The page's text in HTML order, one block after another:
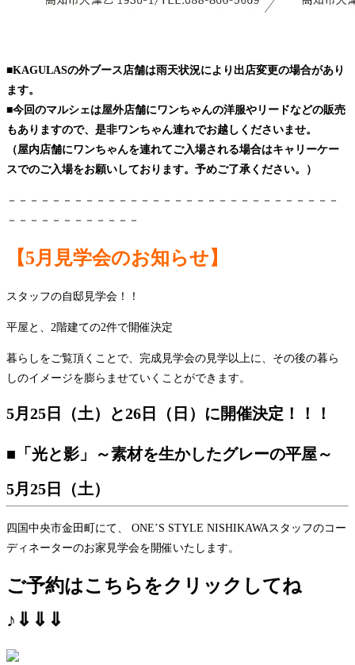
■KAGULASの外ブース店舗は雨天状況により出店変更の場合があり
ます。
■今回のマルシェは屋外店舗にワンちゃんの洋服やリードなどの販売
もありますので、是非ワンちゃん連れでお越しくださいませ。
（屋内店舗にワンちゃんを連れてご入場される場合はキャリーケー
スでのご入場をお願いしております。予めご了承ください。）
－－－－－－－－－－－－－－－－－－－－－－－－－－－－－－
－－－－－－－－－－－－
【5月見学会のお知らせ】
スタッフの自邸見学会！！
平屋と、2階建ての2件で開催決定
暮らしをご覧頂くことで、完成見学会の見学以上に、その後の暮ら
しのイメージを膨らませていくことができます。
5月25日（土）と26日（日）に開催決定！！！
■「光と影」～素材を生かしたグレーの平屋～
5月25日（土）
四国中央市金田町にて、 ONE’S STYLE NISHIKAWAスタッフのコー
ディネーターのお家見学会を開催いたします。
ご予約はこちらをクリックしてね
♪ ⇓⇓⇓